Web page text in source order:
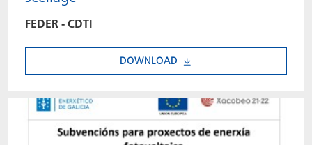
FEDER - CDTI
DOWNLOAD